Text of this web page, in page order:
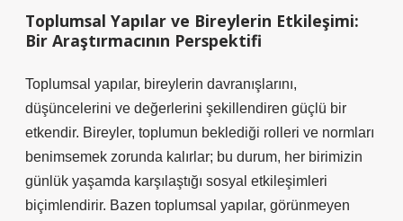
Toplumsal Yapılar ve Bireylerin Etkileşimi:
Bir Araştırmacının Perspektifi
Toplumsal yapılar, bireylerin davranışlarını,
düşüncelerini ve değerlerini şekillendiren güçlü bir
etkendir. Bireyler, toplumun beklediği rolleri ve normları
benimsemek zorunda kalırlar; bu durum, her birimizin
günlük yaşamda karşılaştığı sosyal etkileşimleri
biçimlendirir. Bazen toplumsal yapılar, görünmeyen